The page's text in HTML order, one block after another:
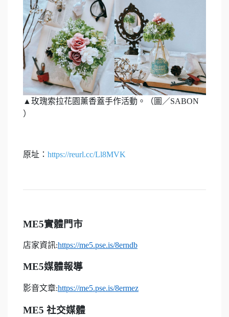
▲玫瑰索拉花園薰香蓋手作活動。（圖／SABON
）
原址： https://reurl.cc/Ll8MVK
ME5實體門市
店家資訊:https://me5.pse.is/8erndb
ME5媒體報導
影音文章:https://me5.pse.is/8ermez
ME5 社交媒體